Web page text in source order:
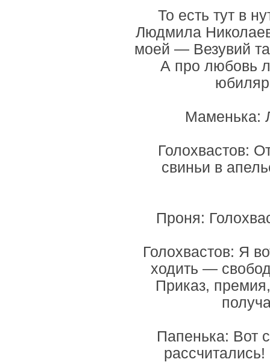
То есть тут в
Людмила
моей — Везувий
А про любовь
Маменька:
Голохвастов:
свиньи в
Проня:
Голохвастов: Я
ходить —
Приказ,
Папенька: Вот